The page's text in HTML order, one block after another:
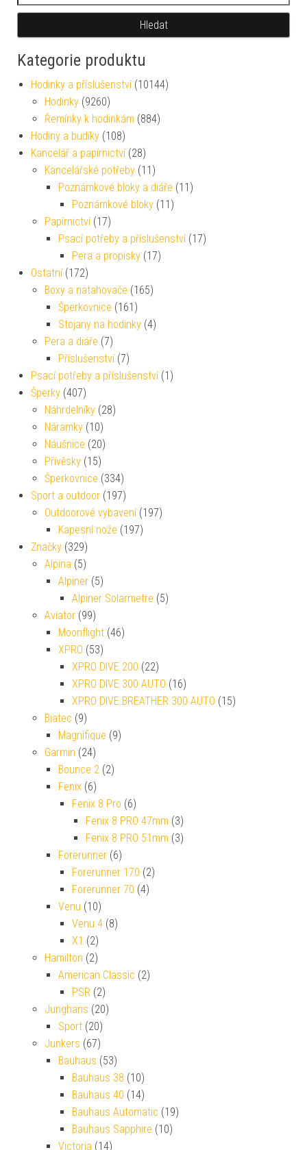
Hledat
Kategorie produktu
Hodinky a příslušenství (10144)
Hodinky (9260)
Řemínky k hodinkám (884)
Hodiny a budíky (108)
Kancelář a papírnictví (28)
Kancelářské potřeby (11)
Poznámkové bloky a diáře (11)
Poznámkové bloky (11)
Papírnictví (17)
Psací potřeby a příslušenství (17)
Pera a propisky (17)
Ostatní (172)
Boxy a natahovače (165)
Šperkovnice (161)
Stojany na hodinky (4)
Pera a diáře (7)
Příslušenství (7)
Psací potřeby a příslušenství (1)
Šperky (407)
Náhrdelníky (28)
Náramky (10)
Náušnice (20)
Přívěsky (15)
Šperkovnice (334)
Sport a outdoor (197)
Outdoorové vybavení (197)
Kapesní nože (197)
Značky (329)
Alpina (5)
Alpiner (5)
Alpiner Solarmetre (5)
Aviator (99)
Moonflight (46)
XPRO (53)
XPRO DIVE 200 (22)
XPRO DIVE 300 AUTO (16)
XPRO DIVE BREATHER 300 AUTO (15)
Biatec (9)
Magnifique (9)
Garmin (24)
Bounce 2 (2)
Fenix (6)
Fenix 8 Pro (6)
Fenix 8 PRO 47mm (3)
Fenix 8 PRO 51mm (3)
Forerunner (6)
Forerunner 170 (2)
Forerunner 70 (4)
Venu (10)
Venu 4 (8)
X1 (2)
Hamilton (2)
American Classic (2)
PSR (2)
Junghans (20)
Sport (20)
Junkers (67)
Bauhaus (53)
Bauhaus 38 (10)
Bauhaus 40 (14)
Bauhaus Automatic (19)
Bauhaus Sapphire (10)
Victoria (14)